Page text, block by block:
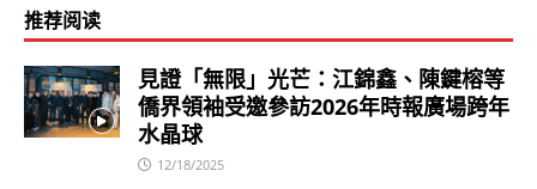
推荐阅读
見證「無限」光芒：江錦鑫、陳鍵榕等
僑界領袖受邀參訪2026年時報廣場跨年
水晶球
12/18/2025